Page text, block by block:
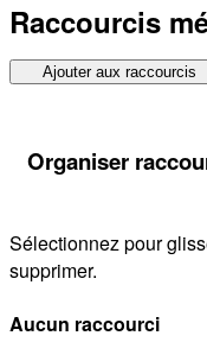
Raccourcis
Ajouter aux raccourcis
Organiser
Sélectionnez pour
supprimer.
Aucun raccourci